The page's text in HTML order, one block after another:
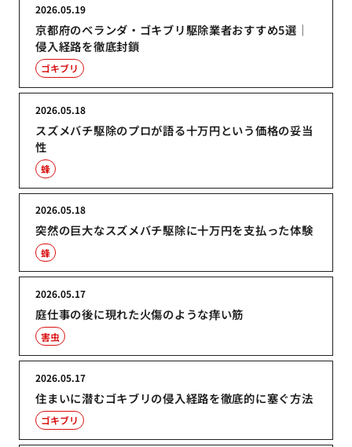
京都府のベランダ・ゴキブリ駆除業者おすすめ5選｜
侵入経路を徹底封鎖
2026.05.19
ゴキブリ
スズメバチ駆除のプロが語る十万円という価格の妥当
性
2026.05.18
蜂
突然の巨大なスズメバチ駆除に十万円を支払った体験
2026.05.18
蜂
庭仕事の後に現れた火傷のような痒い筋
2026.05.17
害虫
住まいに潜むゴキブリの侵入経路を徹底的に塞ぐ方法
2026.05.17
ゴキブリ